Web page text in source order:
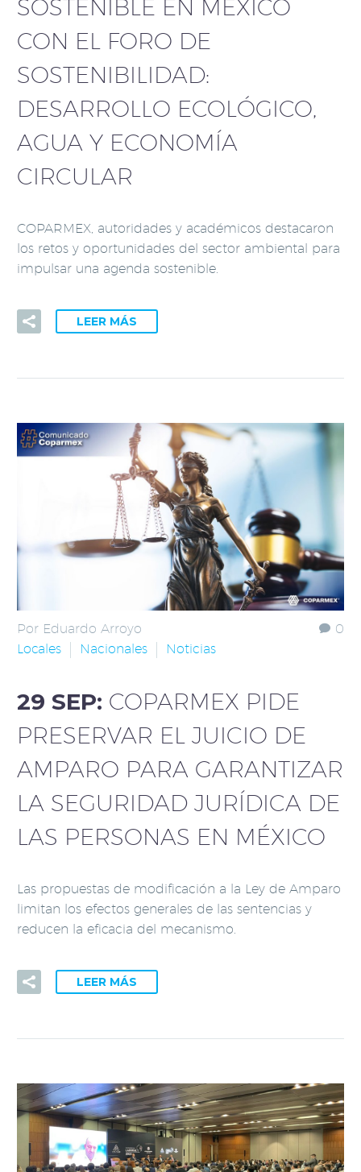
SOSTENIBLE EN MÉXICO
CON EL FORO DE
SOSTENIBILIDAD:
DESARROLLO ECOLÓGICO,
AGUA Y ECONOMÍA
CIRCULAR
COPARMEX, autoridades y académicos destacaron
los retos y oportunidades del sector ambiental para
impulsar una agenda sostenible.
LEER MÁS
0
Por Eduardo Arroyo
Locales
Nacionales Noticias
29 SEP: COPARMEX PIDE
PRESERVAR EL JUICIO DE
AMPARO PARA GARANTIZAR
LA SEGURIDAD JURÍDICA DE
LAS PERSONAS EN MÉXICO
Las propuestas de modificación a la Ley de Amparo
limitan los efectos generales de las sentencias y
reducen la eficacia del mecanismo.
LEER MÁS